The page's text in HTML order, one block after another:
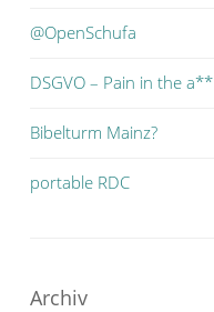
@OpenSchufa
DSGVO – Pain in the a**
Bibelturm Mainz?
portable RDC
Archiv